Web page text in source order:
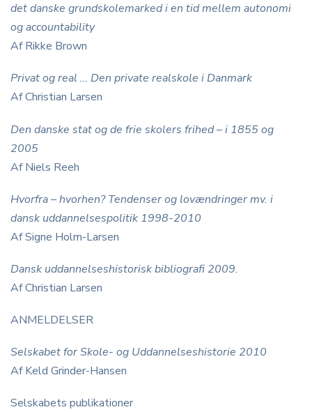
det danske grundskolemarked i en tid mellem autonomi
og accountability
Af Rikke Brown
Privat og real … Den private realskole i Danmark
Af Christian Larsen
Den danske stat og de frie skolers frihed – i 1855 og
2005
Af Niels Reeh
Hvorfra – hvorhen? Tendenser og lovændringer mv. i
dansk uddannelsespolitik 1998-2010
Af Signe Holm-Larsen
Dansk uddannelseshistorisk bibliografi 2009.
Af Christian Larsen
ANMELDELSER
Selskabet for Skole- og Uddannelseshistorie 2010
Af Keld Grinder-Hansen
Selskabets publikationer